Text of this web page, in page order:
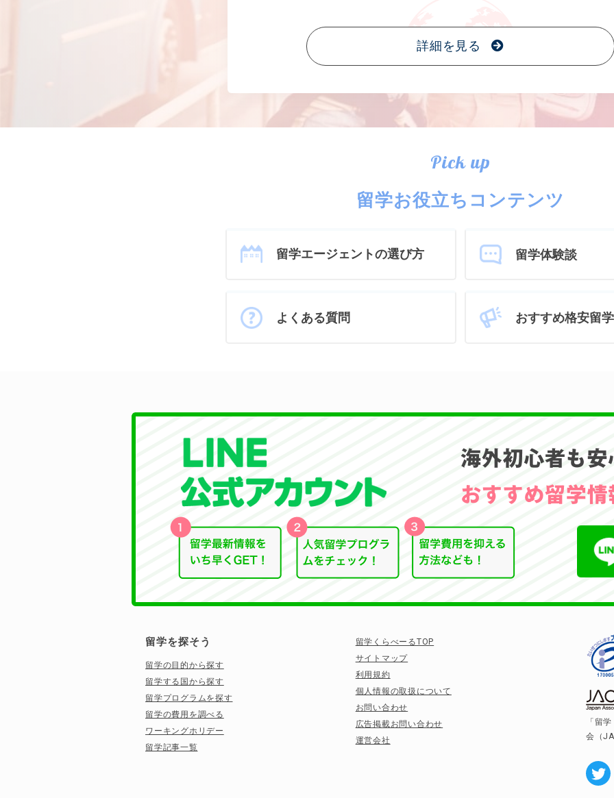
詳細を見る
Pick up
留学お役立ちコンテンツ
留学エージェントの選び方 留学体験談
よくある質問 おすすめ格安留学
留学を探そう
留学の目的から探す
留学する国から探す
留学プログラムを探す
留学の費用を調べる
ワーキングホリデー
留学記事一覧
留学くらべーるTOP
サイトマップ
利用規約
個人情報の取扱について
お問い合わせ
広告掲載お問い合わせ
運営会社
「留
会（